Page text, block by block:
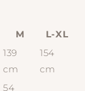
M L-XL
139
cm
154
cm
54